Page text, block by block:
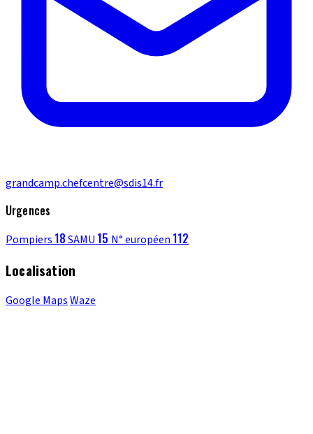
grandcamp.chefcentre@sdis14.fr
Urgences
Pompiers 18SAMU 15 N° européen 112
Localisation
Google MapsWaze